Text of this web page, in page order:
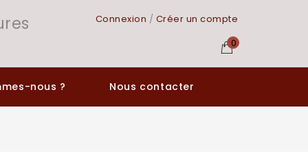
Connexion / Créer un compte
0
nous ? Nous contacter